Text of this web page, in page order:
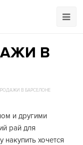
В
В БАРСЕЛОНЕ
и другими
рай для
хочется